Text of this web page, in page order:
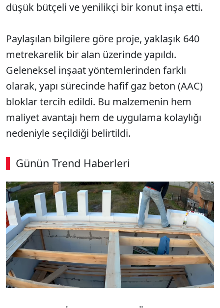
düşük bütçeli ve yenilikçi bir konut inşa etti.
Paylaşılan bilgilere göre proje, yaklaşık 640
metrekarelik bir alan üzerinde yapıldı.
Geleneksel inşaat yöntemlerinden farklı
olarak, yapı sürecinde hafif gaz beton (AAC)
bloklar tercih edildi. Bu malzemenin hem
maliyet avantajı hem de uygulama kolaylığı
nedeniyle seçildiği belirtildi.
Günün Trend Haberleri
00:02 / 08:43
Sesi Aç